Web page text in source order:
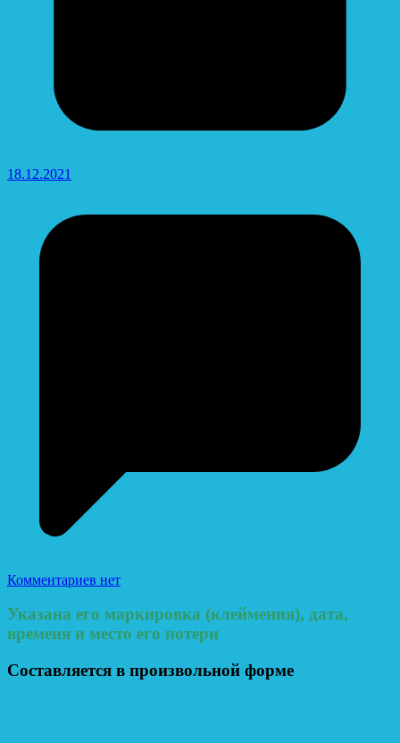
18.12.2021
Комментариев нет
Указана его маркировка (клеймения), дата,
временя и место его потери
Составляется в произвольной форме